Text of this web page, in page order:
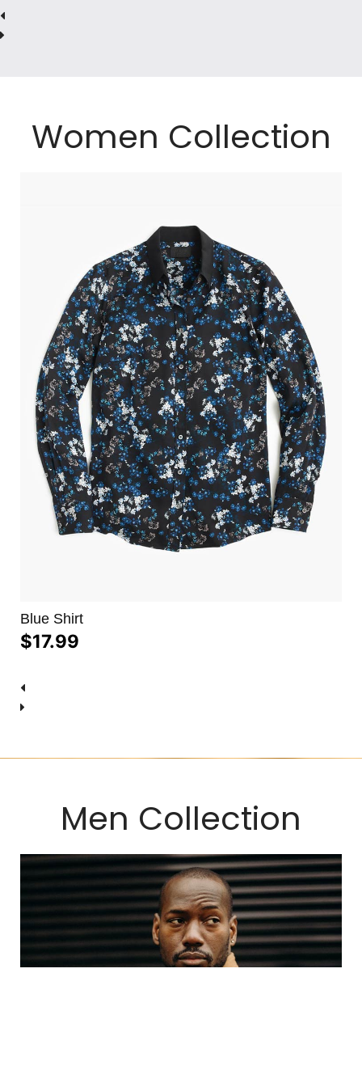
Women Collection
Blue Shirt
$17.99
Men Collection